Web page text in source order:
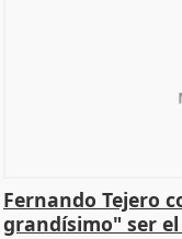
Fernando Tejero
grandísimo" ser